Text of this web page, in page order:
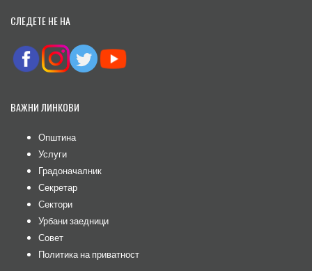
СЛЕДЕТЕ НЕ НА
ВАЖНИ ЛИНКОВИ
Општина
Услуги
Градоначалник
Секретар
Сектори
Урбани заедници
Совет
Политика на приватност